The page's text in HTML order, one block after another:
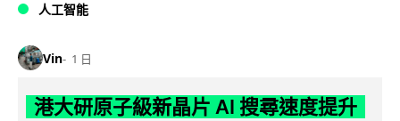
人工智能
Vin 1 日
港大研原子級新晶片 AI 搜尋速度提升